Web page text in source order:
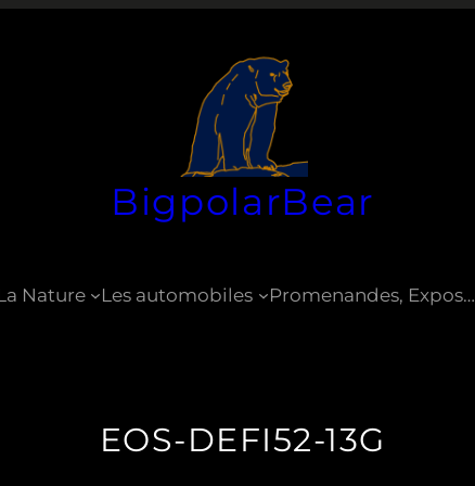
BigpolarBear
Nature Les automobiles Promenandes, Expos…
EOS-DEFI52-13G